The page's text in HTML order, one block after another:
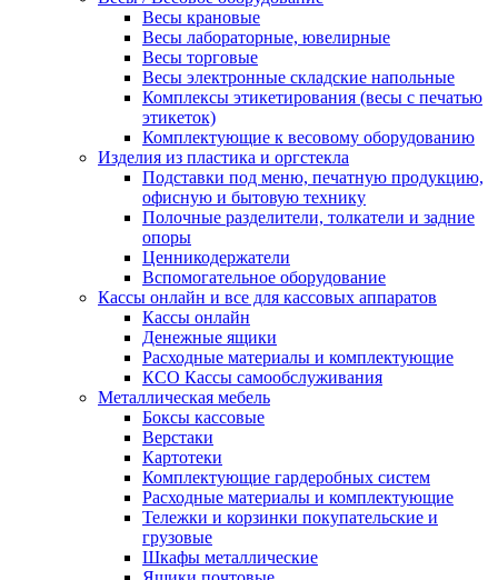
Весы крановые
Весы лабораторные, ювелирные
Весы торговые
Весы электронные складские напольные
Комплексы этикетирования (весы с печатью
этикеток)
Комплектующие к весовому оборудованию
Изделия из пластика и оргстекла
Подставки под меню, печатную продукцию,
офисную и бытовую технику
Полочные разделители, толкатели и задние
опоры
Ценникодержатели
Вспомогательное оборудование
Кассы онлайн и все для кассовых аппаратов
Кассы онлайн
Денежные ящики
Расходные материалы и комплектующие
КСО Кассы самообслуживания
Металлическая мебель
Боксы кассовые
Верстаки
Картотеки
Комплектующие гардеробных систем
Расходные материалы и комплектующие
Тележки и корзинки покупательские и
грузовые
Шкафы металлические